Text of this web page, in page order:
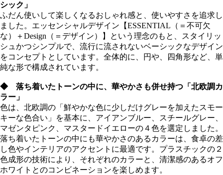
シック」
ふだん使いして楽しくなるおしゃれ感と、使いやすさを追求し
ました。エッセンシャルデザイン【ESSENTIAL（＝不可欠
な）＋Design（＝デザイン）】という理念のもと、スタイリッ
シュかつシンプルで、流行に流されないベーシックなデザイン
をコンセプトとしています。全体的に、円や、四角形など、単
純な形で構成されています。
◆ 落ち着いたトーンの中に、華やかさも併せ持つ「北欧調カ
ラー」
色は、北欧調の「鮮やかな色に少しだけグレーを加えたスモー
キーな色合い」を基本に、アイアンブルー、スチールグレー、
マゼンタピンク、マスタードイエローの４色を選定しました。
落ち着いたトーンの中にも華やかさのあるカラーは、食卓の差
し色やインテリアのアクセントに最適です。プラスチックの２
色成形の技術により、それぞれのカラーと、清潔感のあるオフ
ホワイトとのコンビネーションを楽しめます。